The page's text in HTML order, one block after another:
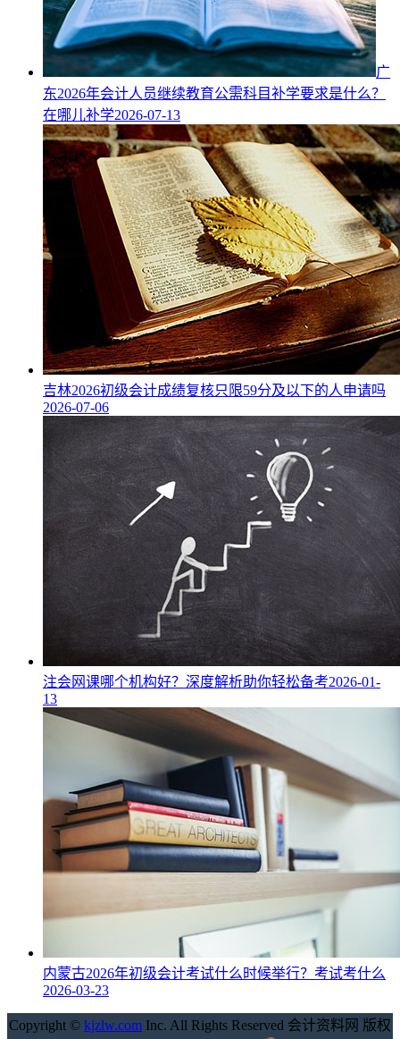
广
东2026年会计人员继续教育公需科目补学要求是什么？
在哪儿补学2026-07-13
吉林2026初级会计成绩复核只限59分及以下的人申请吗
2026-07-06
注会网课哪个机构好？深度解析助你轻松备考2026-01-
13
内蒙古2026年初级会计考试什么时候举行？考试考什么
2026-03-23
Copyright © kjzlw.com Inc. All Rights Reserved 会计资料网 版权